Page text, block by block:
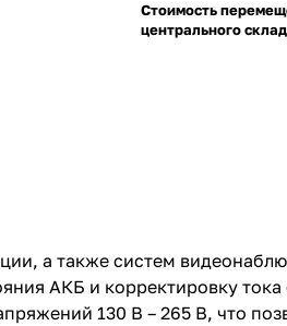
Стоимость
центрального
а также систем
АКБ и корректировку тока
130 В – 265 В, что